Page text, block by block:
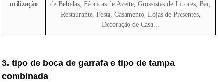
utilização
de Bebidas, Fábricas de Azeite, Grossistas de Licores, Bar,
Restaurante, Festa, Casamento, Lojas de Presentes,
Decoração de Casa...
3. tipo de boca de garrafa e tipo de tampa
combinada